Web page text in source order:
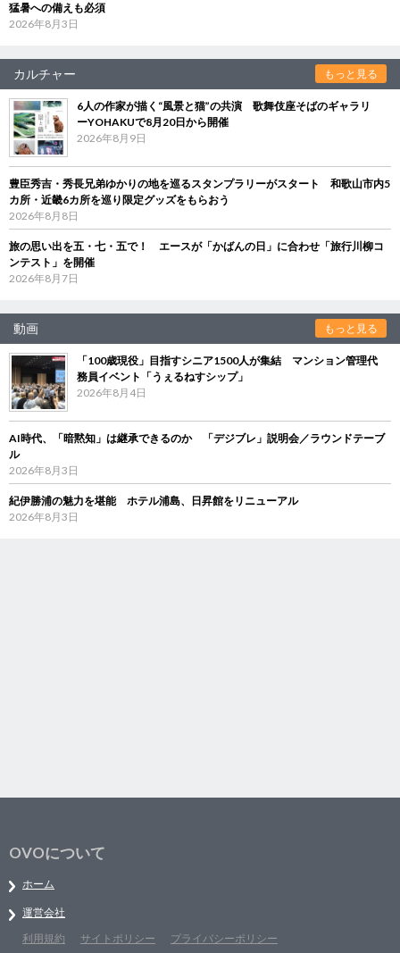
猛暑への備えも必須
2026年8月3日
カルチャー もっと見る
6人の作家が描く“風景と猫”の共演 歌舞伎座そばのギャラリ
ーYOHAKUで8月20日から開催
2026年8月9日
豊臣秀吉・秀長兄弟ゆかりの地を巡るスタンプラリーがスタート 和歌山市内5
カ所・近畿6カ所を巡り限定グッズをもらおう
2026年8月8日
旅の思い出を五・七・五で！ エースが「かばんの日」に合わせ「旅行川柳コ
ンテスト」を開催
2026年8月7日
動画 もっと見る
「100歳現役」目指すシニア1500人が集結 マンション管理代
務員イベント「うぇるねすシップ」
2026年8月4日
AI時代、「暗黙知」は継承できるのか 「デジブレ」説明会／ラウンドテーブ
ル
2026年8月3日
紀伊勝浦の魅力を堪能 ホテル浦島、日昇館をリニューアル
2026年8月3日
OVOについて
ホーム
運営会社
利用規約
サイトポリシー プライバシーポリシー